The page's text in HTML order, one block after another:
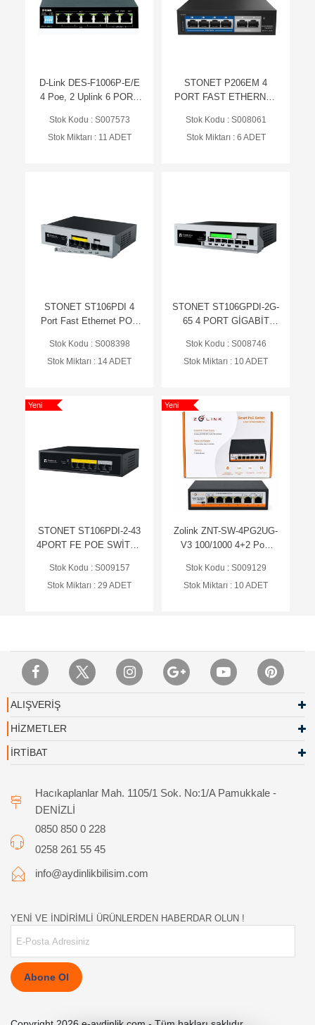
D-Link DES-F1006P-E/E
4 Poe, 2 Uplink 6 PORT
Range 250m POE+
Surveillance 60W
Stok Kodu : S007573
Stok Miktarı : 11 ADET
STONET P206EM 4
PORT FAST ETHERNET
YÖNETİLEBİLİR
SWİTCH
Stok Kodu : S008061
Stok Miktarı : 6 ADET
STONET ST106PDI 4
Port Fast Ethernet POE
POE 2*10/100M uplink
65W- Emniyet kilitli
Stok Kodu : S008398
Stok Miktarı : 14 ADET
STONET ST106GPDI-2G-
65 4 PORT GİGABİT
EMNİYET KİLİTLİ
Stok Kodu : S008746
Stok Miktarı : 10 ADET
Yeni
STONET ST106PDI-2-43
4PORT FE POE SWİTCH
Stok Kodu : S009157
Stok Miktarı : 29 ADET
Yeni
Zolink ZNT-SW-4PG2UG-
V3 100/1000 4+2 PoE
Stok Kodu : S009129
Stok Miktarı : 10 ADET
ALIŞVERİŞ
HİZMETLER
İRTİBAT
Hacıkaplanlar Mah. 1105/1 Sok. No:1/A Pamukkale -
DENİZLİ
0850 850 0 228
0258 261 55 45
info@aydinlikbilisim.com
YENİ VE İNDİRİMLİ ÜRÜNLERDEN HABERDAR OLUN !
Abone Ol